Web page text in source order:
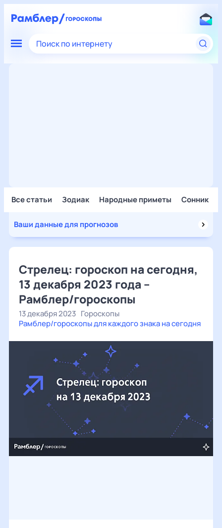
Поиск по интернету
Все статьи Зодиак Народные приметы Сонник
Ваши данные для прогнозов
Стрелец: гороскоп на сегодня,
13 декабря 2023 года –
Рамблер/гороскопы
13 декабря 2023 Гороскопы
Рамблер/гороскопы для каждого знака на сегодня